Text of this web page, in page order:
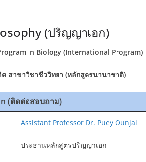
(ปริญญาเอก)
in Biology (International Program)
สาขาวิชาชีววิทยา (หลักสูตรนานาชาติ)
(ติดต่อสอบถาม)
Assistant Professor Dr. Puey Ounjai
ประธานหลักสูตรปริญญาเอก